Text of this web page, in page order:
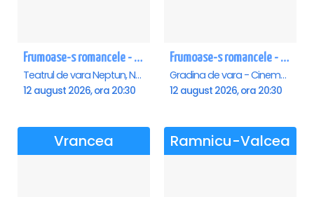
Frumoase-s romancele - Neptun
Teatrul de vara Neptun, Neptun
12 august 2026, ora 20:30
Frumoase-s romancele - Saturn
Gradina de vara - Cinema Saturn, Saturn
12 august 2026, ora 20:30
Vrancea Ramnicu-Valcea